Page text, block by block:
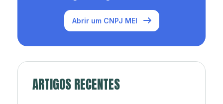
Abrir um CNPJ MEI
ARTIGOS RECENTES